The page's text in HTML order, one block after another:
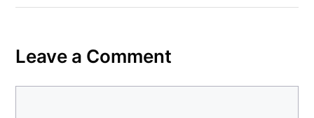
Leave a Comment